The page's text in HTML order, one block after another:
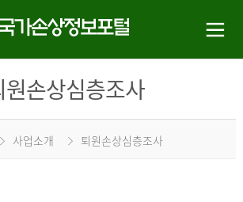
원손상심층조사
사업소개 퇴원손상심층조사